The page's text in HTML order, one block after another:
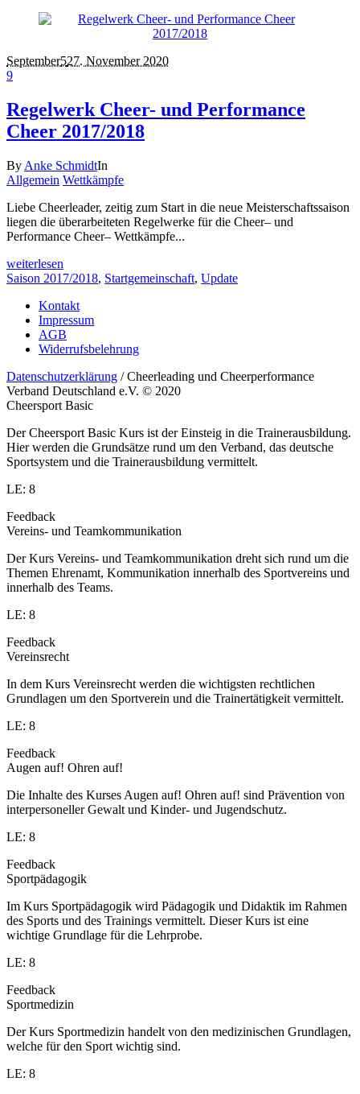
September527. November 2020
9
Regelwerk Cheer- und Performance
Cheer 2017/2018
By Anke SchmidtIn
Allgemein Wettkämpfe
Liebe Cheerleader, zeitig zum Start in die neue Meisterschaftssaison
liegen die überarbeiteten Regelwerke für die Cheer– und
Performance Cheer– Wettkämpfe...
weiterlesen
Saison 2017/2018, Startgemeinschaft, Update
Kontakt
Impressum
AGB
Widerrufsbelehrung
Datenschutzerklärung / Cheerleading und Cheerperformance
Verband Deutschland e.V. © 2020
Cheersport Basic
Der Cheersport Basic Kurs ist der Einsteig in die Trainerausbildung.
Hier werden die Grundsätze rund um den Verband, das deutsche
Sportsystem und die Trainerausbildung vermittelt.
LE: 8
Feedback
Vereins- und Teamkommunikation
Der Kurs Vereins- und Teamkommunikation dreht sich rund um die
Themen Ehrenamt, Kommunikation innerhalb des Sportvereins und
innerhalb des Teams.
LE: 8
Feedback
Vereinsrecht
In dem Kurs Vereinsrecht werden die wichtigsten rechtlichen
Grundlagen um den Sportverein und die Trainertätigkeit vermittelt.
LE: 8
Feedback
Augen auf! Ohren auf!
Die Inhalte des Kurses Augen auf! Ohren auf! sind Prävention von
interpersoneller Gewalt und Kinder- und Jugendschutz.
LE: 8
Feedback
Sportpädagogik
Im Kurs Sportpädagogik wird Pädagogik und Didaktik im Rahmen
des Sports und des Trainings vermittelt. Dieser Kurs ist eine
wichtige Grundlage für die Lehrprobe.
LE: 8
Feedback
Sportmedizin
Der Kurs Sportmedizin handelt von den medizinischen Grundlagen,
welche für den Sport wichtig sind.
LE: 8